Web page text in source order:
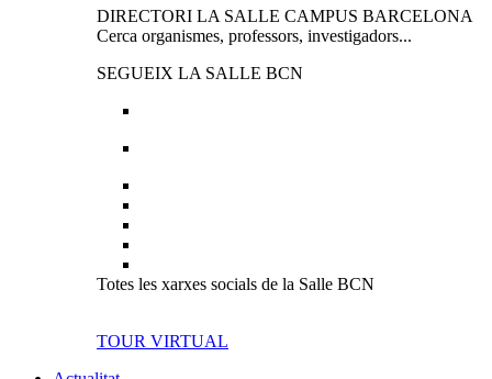
DIRECTORI LA SALLE CAMPUS BARCELONA
Cerca organismes, professors, investigadors...
SEGUEIX LA SALLE BCN
Totes les xarxes socials de la Salle BCN
TOUR VIRTUAL